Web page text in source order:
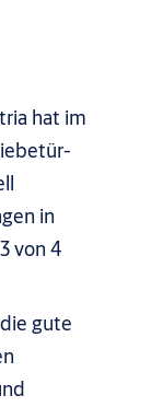
hat im
in
von 4
gute